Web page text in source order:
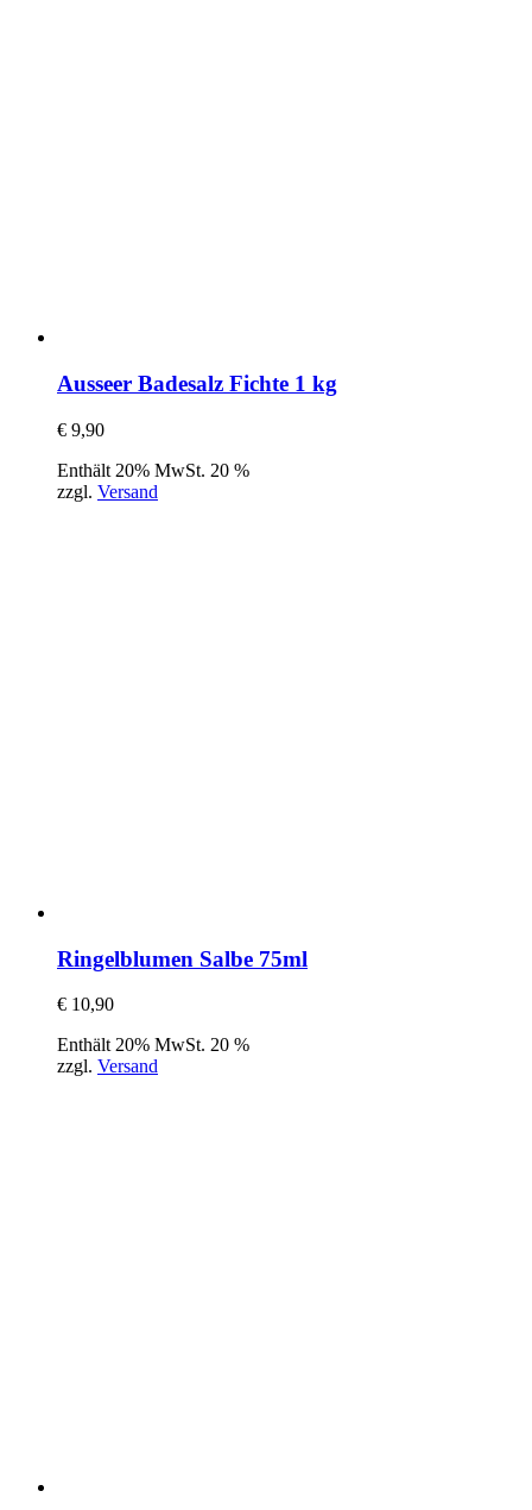
Ausseer Badesalz Fichte 1 kg
€ 9,90
Enthält 20% MwSt. 20 %
zzgl. Versand
Ringelblumen Salbe 75ml
€ 10,90
Enthält 20% MwSt. 20 %
zzgl. Versand